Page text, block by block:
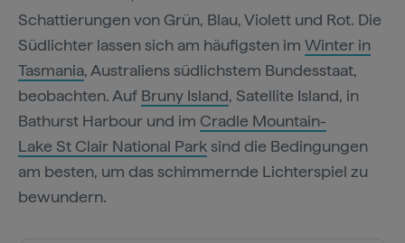
Schattierungen von Grün, Blau, Violett und Rot. Die
Südlichter lassen sich am häufigsten im Winter in
Tasmania, Australiens südlichstem Bundesstaat,
beobachten. Auf Bruny Island, Satellite Island, in
Bathurst Harbour und im Cradle Mountain-
Lake St Clair National Parksind die Bedingungen
am besten, um das schimmernde Lichterspiel zu
bewundern.